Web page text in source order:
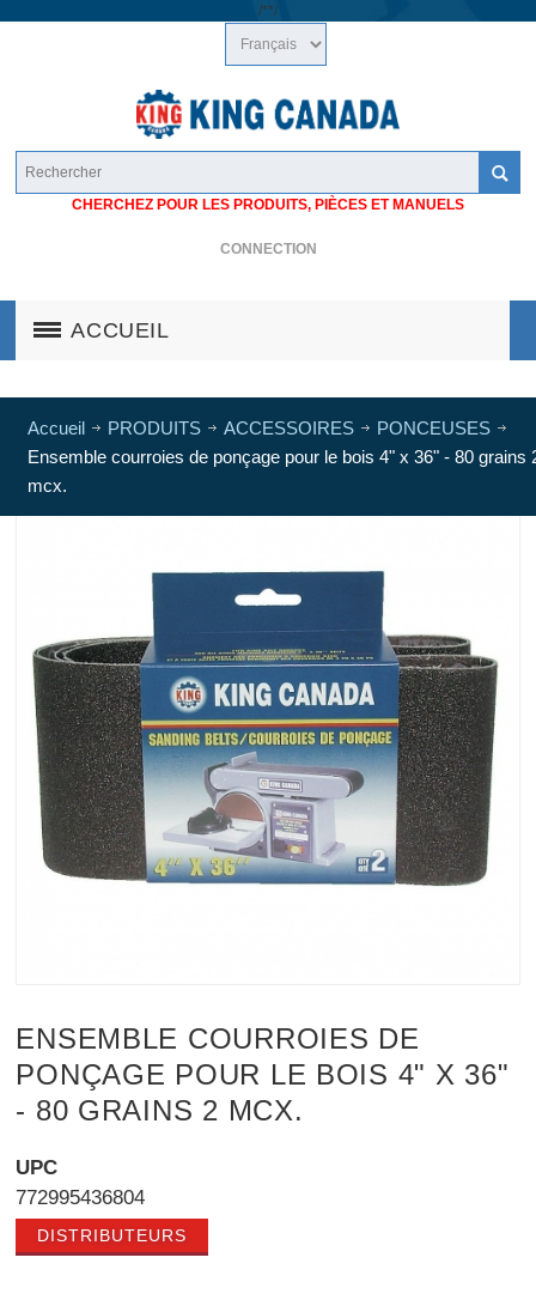
/**/
CHERCHEZ POUR LES PRODUITS, PIÈCES ET MANUELS
CONNECTION
ACCUEIL
Accueil PRODUITS ACCESSOIRES
PONCEUSES
Ensemble courroies de ponçage pour le bois 4" x 36" - 80 grains
mcx.
ENSEMBLE COURROIES DE
PONÇAGE POUR LE BOIS 4" X 36"
- 80 GRAINS 2 MCX.
UPC
772995436804
DISTRIBUTEURS